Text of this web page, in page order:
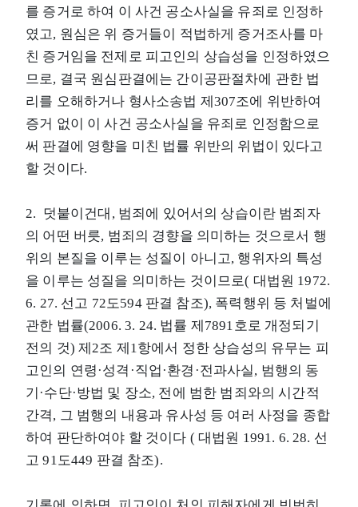
를 증거로 하여 이 사건 공소사실을 유죄로 인정하
였고, 원심은 위 증거들이 적법하게 증거조사를 마
친 증거임을 전제로 피고인의 상습성을 인정하였으
므로, 결국 원심판결에는 간이공판절차에 관한 법
리를 오해하거나 형사소송법 제307조에 위반하여
증거 없이 이 사건 공소사실을 유죄로 인정함으로
써 판결에 영향을 미친 법률 위반의 위법이 있다고
할 것이다.
2. 덧붙이건대, 범죄에 있어서의 상습이란 범죄자
의 어떤 버릇, 범죄의 경향을 의미하는 것으로서 행
위의 본질을 이루는 성질이 아니고, 행위자의 특성
을 이루는 성질을 의미하는 것이므로( 대법원 1972.
6. 27. 선고 72도594 판결 참조), 폭력행위 등 처벌에
관한 법률(2006. 3. 24. 법률 제7891호로 개정되기
전의 것) 제2조 제1항에서 정한 상습성의 유무는 피
고인의 연령·성격·직업·환경·전과사실, 범행의 동
기·수단·방법 및 장소, 전에 범한 범죄와의 시간적
간격, 그 범행의 내용과 유사성 등 여러 사정을 종합
하여 판단하여야 할 것이다 ( 대법원 1991. 6. 28. 선
고 91도449 판결 참조).